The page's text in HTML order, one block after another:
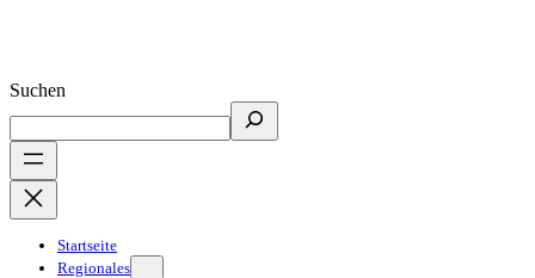
Suchen
Startseite
Regionales